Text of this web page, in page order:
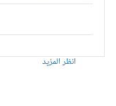
انظر المزيد